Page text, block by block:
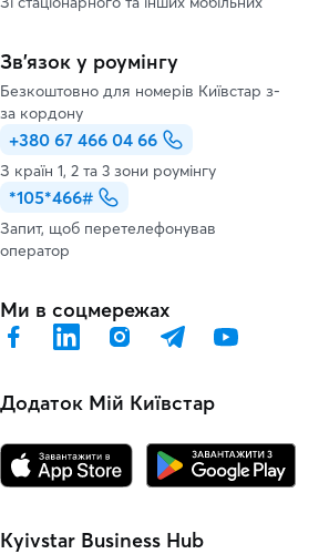
Зв’язок у роумінгу
Безкоштовно для номерів Київстар з-
за кордону
+380 67 466 04 66
З країн 1, 2 та 3 зони роумінгу
*105*466#
Запит, щоб перетелефонував
оператор
Ми в соцмережах
Додаток Мій Київстар
Kyivstar Business Hub